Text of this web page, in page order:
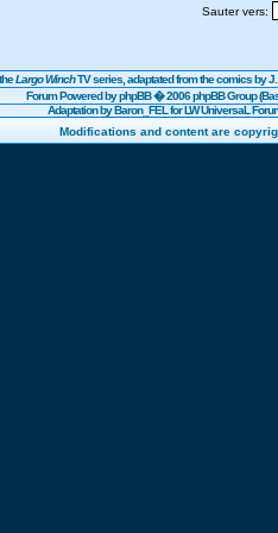
Sauter vers:
Largo WinchTV series, adaptated from the comics by
Forum Powered byphpBB� 2006 phpBB Group
Adaptation by Baron_FEL for LW UniversaL
Modifications and content are